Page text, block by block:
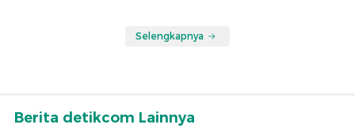
Selengkapnya
Berita detikcom Lainnya